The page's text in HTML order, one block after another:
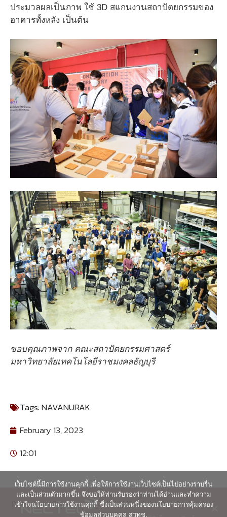
ประมวลผลเป็นภาพ ใช้ 3D สแกนงานสถาปัตยกรรมของ
อาคารทั้งหลัง เป็นต้น
ขอบคุณภาพจาก คณะสถาปัตยกรรมศาสตร์
มหาวิทยาลัยเทคโนโลยีราชมงคลธัญบุรี
Tags:NAVANURAK
February 13, 2023
12:01
เว็บไซต์นี้มีการใช้งานคุกกี้ เพื่อให้การใช้งานเว็บไซต์เป็นไปอย่างราบรื่น
และเป็นส่วนตัวมากขึ้น จึงขอให้ท่านรับรองว่าท่านได้อ่านและทำความ
เข้าใจนโยบายการใช้งานคุกกี้ ซึ่งเป็นส่วนหนึ่งของนโยบายการคุ้มครอง
ข้อมูลส่วนบุคคล สวทช.